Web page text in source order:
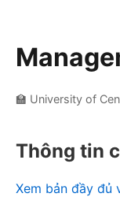
🏫 University of
Thông tin
Xem bản đầy đủ